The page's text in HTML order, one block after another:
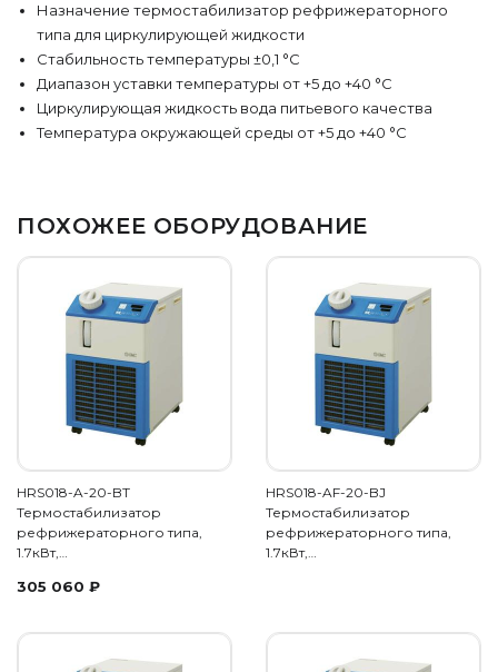
Назначение термостабилизатор рефрижераторного
типа для циркулирующей жидкости
Стабильность температуры ±0,1 °C
Диапазон уставки температуры от +5 до +40 °C
Циркулирующая жидкость вода питьевого качества
Температура окружающей среды от +5 до +40 °C
ПОХОЖЕЕ ОБОРУДОВАНИЕ
HRS018-A-20-BT
Термостабилизатор
рефрижераторного типа,
1.7кВт,…
305 060 ₽
HRS018-AF-20-BJ
Термостабилизатор
рефрижераторного типа,
1.7кВт,…